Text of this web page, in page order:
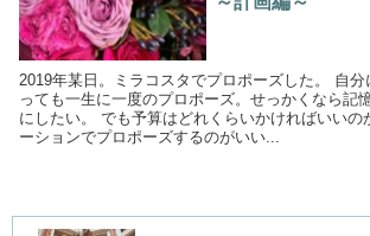
2019年某日。ミラコスタでプロポーズした。 自分
っても一生に一度のプロポーズ。せっかくなら記
にしたい。 でも予算はどれくらいかければいいの
ーションでプロポーズするのがいい...